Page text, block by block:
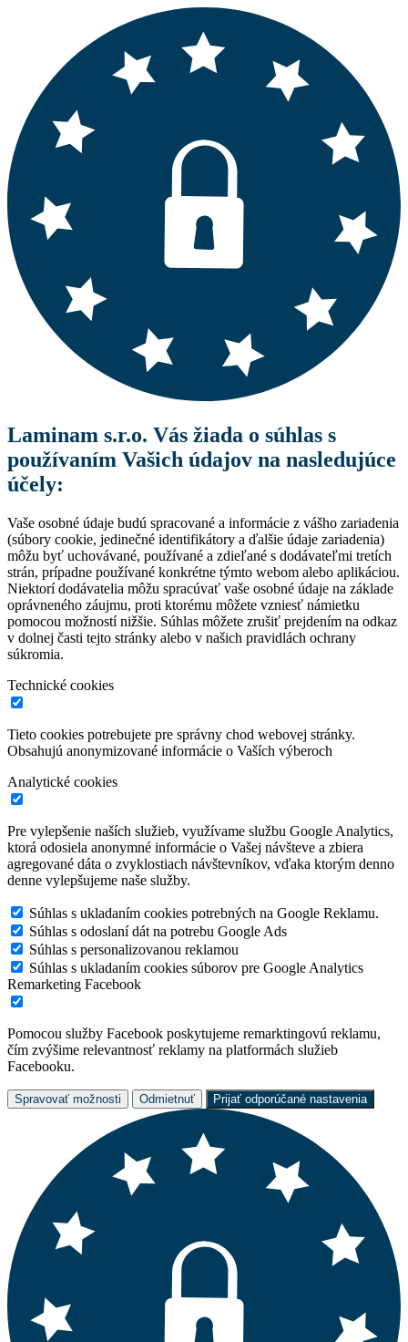
Laminam s.r.o. Vás žiada o súhlas s
používaním Vašich údajov na nasledujúce
účely:
Vaše osobné údaje budú spracované a informácie z vášho zariadenia
(súbory cookie, jedinečné identifikátory a ďalšie údaje zariadenia)
môžu byť uchovávané, používané a zdieľané s dodávateľmi tretích
strán, prípadne používané konkrétne týmto webom alebo aplikáciou.
Niektorí dodávatelia môžu spracúvať vaše osobné údaje na základe
oprávneného záujmu, proti ktorému môžete vzniesť námietku
pomocou možností nižšie. Súhlas môžete zrušiť prejdením na odkaz
v dolnej časti tejto stránky alebo v našich pravidlách ochrany
súkromia.
Technické cookies
Tieto cookies potrebujete pre správny chod webovej stránky.
Obsahujú anonymizované informácie o Vaších výberoch
Analytické cookies
Pre vylepšenie naších služieb, využívame službu Google Analytics,
ktorá odosiela anonymné informácie o Vašej návšteve a zbiera
agregované dáta o zvyklostiach návštevníkov, vďaka ktorým denno
denne vylepšujeme naše služby.
Súhlas s ukladaním cookies potrebných na Google Reklamu.
Súhlas s odoslaní dát na potrebu Google Ads
Súhlas s personalizovanou reklamou
Súhlas s ukladaním cookies súborov pre Google Analytics
Remarketing Facebook
Pomocou služby Facebook poskytujeme remarktingovú reklamu,
čím zvýšime relevantnosť reklamy na platformách služieb
Facebooku.
Spravovať možnosti Odmietnuť Prijať odporúčané nastavenia